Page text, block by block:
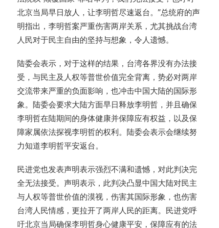
北京当局早日放人，让李明哲尽速返台。”总统府的声
明指出，李明哲案严重伤害两岸关系，尤其挑战台湾
人民对于民主自由的坚持与想象，令人遗憾。
陆委会表示，对于这样的结果，台湾各界没有办法接
受，与民主及人权等普世价值完全背离，势必对两岸
交流带来严重的负面影响，也冲击中国大陆的国际形
象。陆委会要求大陆方面早日释放李明哲，并且确保
李明哲在陆期间的身体健康并保障应有权益，以及保
障家属依法探视李明哲的权利。陆委会表示会继续努
力知道李明哲平安返台。
民进党也发表声明表示强烈不满和遗憾，对此判决完
全无法接受。声明表示，此判决凸显中国大陆对民主
与人权等普世价值的漠视，伤害其国际形象，也伤害
台湾人民情感，更拉开了两岸人民的距离。民进党呼
吁北京当局确保李明哲身心健康平安，保障应有的法